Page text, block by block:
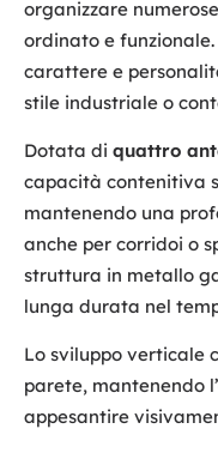
organizzare
ordinato e
carattere e
stile industriale o
Dotata di quattro
capacità contenitiva
mantenendo una
anche per corridoi o
struttura in metallo
lunga durata nel
Lo sviluppo verticale
parete, mantenendo
appesantire